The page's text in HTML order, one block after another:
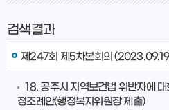
검색결과
제247회 제5차본회의
18. 공주시 지역보건법 위반자에
정조례안(행정복지위원장 제출)